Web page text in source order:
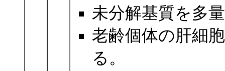
未分解基質を多
老齢個体の肝細
る。